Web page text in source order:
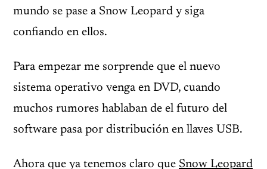
mundo se pase a Snow Leopard y siga
confiando en ellos.
Para empezar me sorprende que el nuevo
sistema operativo venga en DVD, cuando
muchos rumores hablaban de el futuro del
software pasa por distribución en llaves USB.
Ahora que ya tenemos claro que Snow Leopard